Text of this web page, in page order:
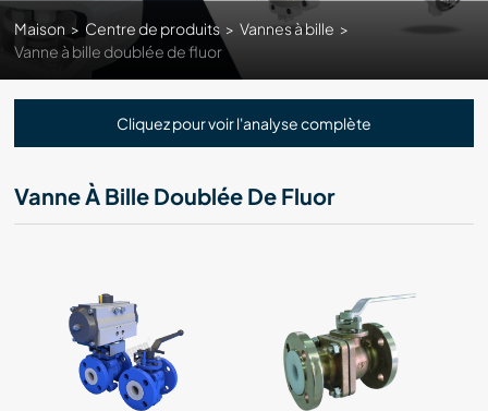
Maison > Centre de produits > Vannes à bille >
Vanne à bille doublée de fluor
Cliquez pour voir l'analyse complète
Vanne À Bille Doublée De Fluor